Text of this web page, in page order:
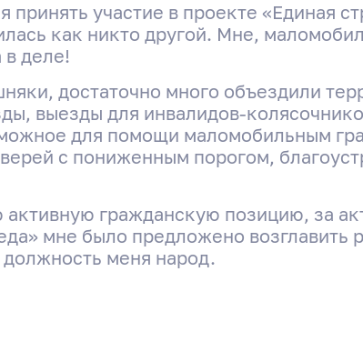
с «Героем моего
участие в проекте «Единая
как никто другой. Мне,
в деле!
достаточно много объездили
выезды для инвалидов-
для помощи маломобильным
с пониженным порогом,
активную гражданскую позицию, за
мне было предложено возглавить
меня народ.